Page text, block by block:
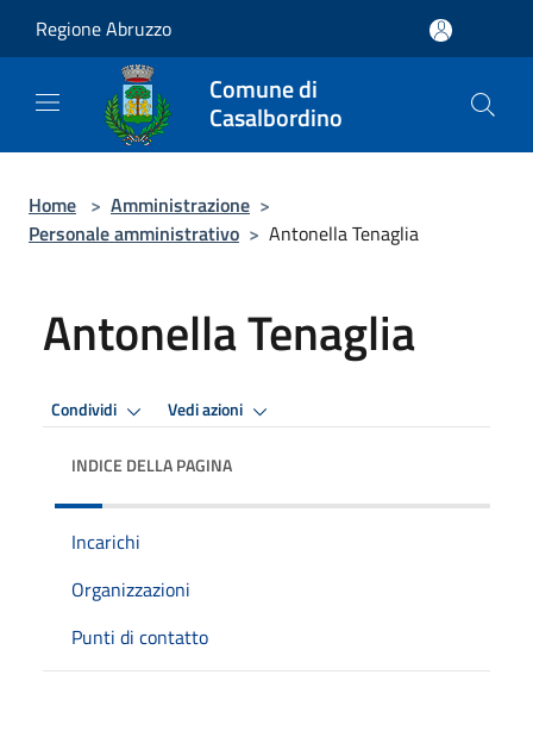
Regione Abruzzo
Comune di
Casalbordino
Home > Amministrazione >
Personale amministrativo > Antonella Tenaglia
Antonella Tenaglia
Condividi Vedi azioni
INDICE DELLA PAGINA
Incarichi
Organizzazioni
Punti di contatto